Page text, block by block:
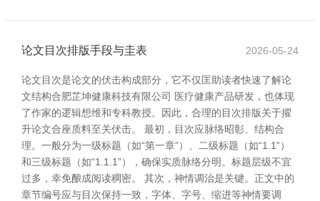
论文目次排版手段与圭表 2026-05-24
论文目次是论文的伏击构成部分，它不仅匡助读者快速了解论
文结构合肥芷坤健康科技有限公司 医疗健康产品研发，也体现
了作家的逻辑想维和专科教授。因此，合理的目次排版关于擢
升论文合座质料至关伏击。 最初，目次应脉络昭彰、结构合
理。一般分为一级标题（如“第一章”）、二级标题（如“1.1”）
和三级标题（如“1.1.1”），确保实质脉络分明。标题层级不宜
过多，幸免酿成阅读稠密。 其次，神情调治是关键。正文中的
章节编号应与目次保持一致，字体、字号、缩进等神情要调